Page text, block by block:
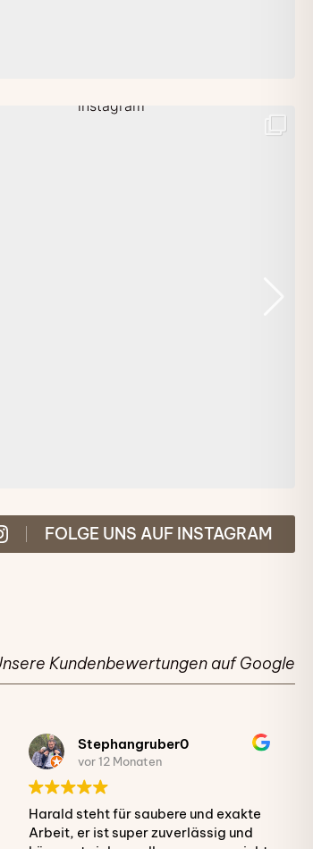
FOLGE UNS AUF INSTAGRAM
Kundenbewertungen auf Google
Stephangruber0
vor 12 Monaten
Harald steht für saubere und exakte
Arbeit, er ist super zuverlässig und